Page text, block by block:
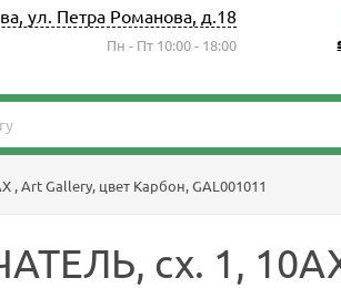
ул. Петра Романова, д.18
Пн - Пт 10:00 - 18:00
Art Gallery, цвет Карбон, GAL001011
сх. 1,